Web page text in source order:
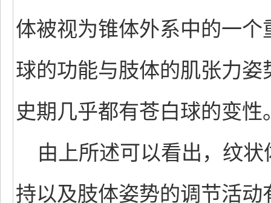
体被视为锥体外系中的一
球的功能与肢体的肌张力
史期几乎都有苍白球的变
由上所述可以看出，纹状
持以及肢体姿势的调节活